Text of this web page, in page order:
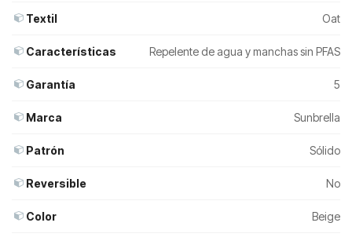
Textil Oat
Características Repelente de agua y manchas sin PFAS
Garantía 5
Marca Sunbrella
Patrón Sólido
Reversible No
Color Beige